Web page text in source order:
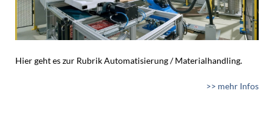
Hier geht es zur Rubrik Automatisierung / Materialhandling.
>> mehr Infos